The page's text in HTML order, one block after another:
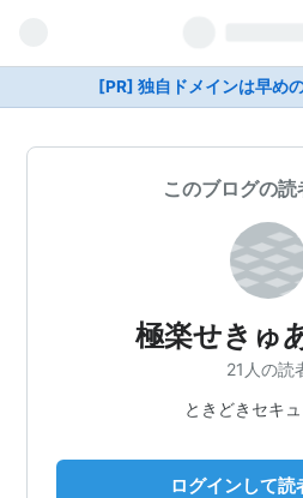
[PR] 独自ドメインは早め
このブログの読
極楽せきゅ
21人の読
ときどきセキ
ログインして読